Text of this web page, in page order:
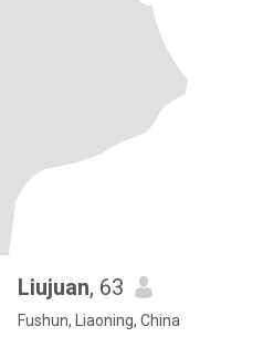
Liujuan, 63
Fushun, Liaoning, China